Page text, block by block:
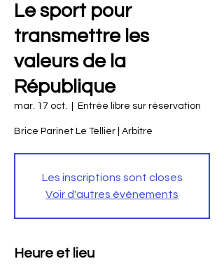
Le sport pour
transmettre les
valeurs de la
République
mar. 17 oct. Entrée libre sur réservation
Brice Parinet Le Tellier | Arbitre
Les inscriptions sont closes
Voir d'autres événements
Heure et lieu